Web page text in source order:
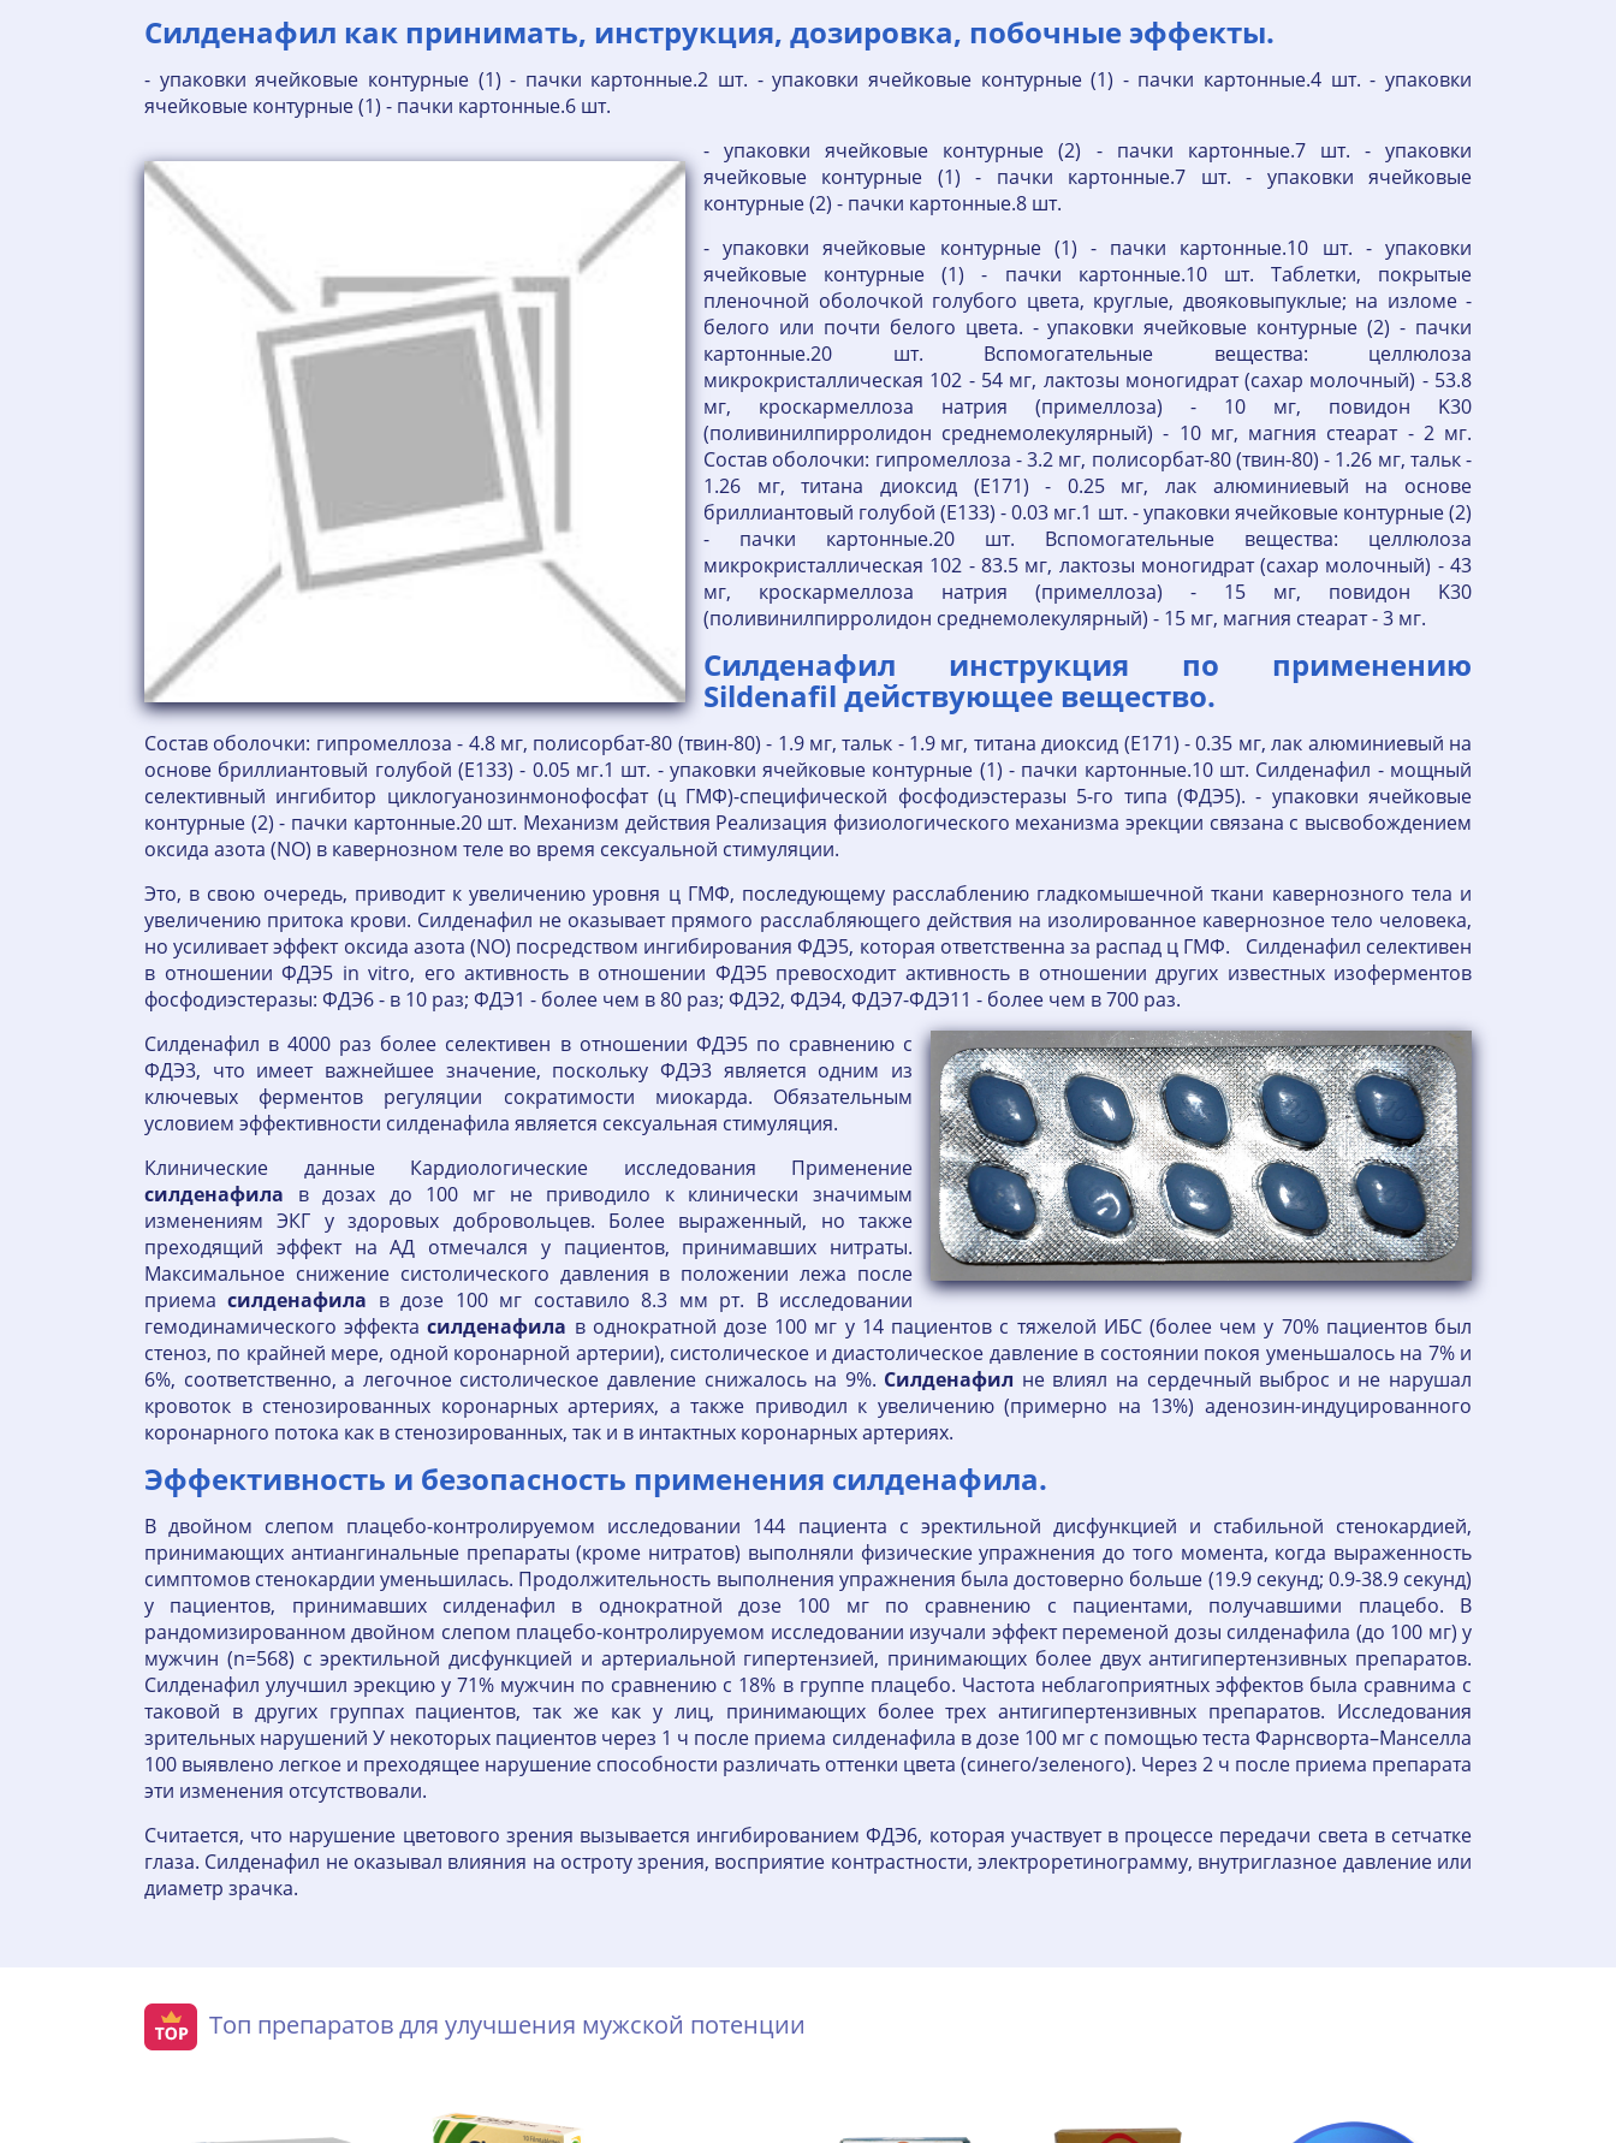
Силденафил как принимать, инструкция, дозировка, побочные эффекты.
- упаковки ячейковые контурные (1) - пачки картонные.2 шт. - упаковки ячейковые контурные (1) - пачки картонные.4 шт. - упаковки
ячейковые контурные (1) - пачки картонные.6 шт.
- упаковки ячейковые контурные (2) - пачки картонные.7 шт. - упаковки
ячейковые контурные (1) - пачки картонные.7 шт. - упаковки ячейковые
контурные (2) - пачки картонные.8 шт.
- упаковки ячейковые контурные (1) - пачки картонные.10 шт. - упаковки
ячейковые контурные (1) - пачки картонные.10 шт. Таблетки, покрытые
пленочной оболочкой голубого цвета, круглые, двояковыпуклые; на изломе -
белого или почти белого цвета. - упаковки ячейковые контурные (2) - пачки
картонные.20 шт. Вспомогательные вещества: целлюлоза
микрокристаллическая 102 - 54 мг, лактозы моногидрат (сахар молочный) - 53.8
мг, кроскармеллоза натрия (примеллоза) - 10 мг, повидон K30
(поливинилпирролидон среднемолекулярный) - 10 мг, магния стеарат - 2 мг.
Состав оболочки: гипромеллоза - 3.2 мг, полисорбат-80 (твин-80) - 1.26 мг, тальк -
1.26 мг, титана диоксид (E171) - 0.25 мг, лак алюминиевый на основе
бриллиантовый голубой (E133) - 0.03 мг.1 шт. - упаковки ячейковые контурные (2)
- пачки картонные.20 шт. Вспомогательные вещества: целлюлоза
микрокристаллическая 102 - 83.5 мг, лактозы моногидрат (сахар молочный) - 43
мг, кроскармеллоза натрия (примеллоза) - 15 мг, повидон K30
(поливинилпирролидон среднемолекулярный) - 15 мг, магния стеарат - 3 мг.
Силденафил инструкция по применению
Sildenafil действующее вещество.
Состав оболочки: гипромеллоза - 4.8 мг, полисорбат-80 (твин-80) - 1.9 мг, тальк - 1.9 мг, титана диоксид (E171) - 0.35 мг, лак алюминиевый на
основе бриллиантовый голубой (E133) - 0.05 мг.1 шт. - упаковки ячейковые контурные (1) - пачки картонные.10 шт. Силденафил - мощный
селективный ингибитор циклогуанозинмонофосфат (ц ГМФ)-специфической фосфодиэстеразы 5-го типа (ФДЭ5). - упаковки ячейковые
контурные (2) - пачки картонные.20 шт. Механизм действия Реализация физиологического механизма эрекции связана с высвобождением
оксида азота (NO) в кавернозном теле во время сексуальной стимуляции.
Это, в свою очередь, приводит к увеличению уровня ц ГМФ, последующему расслаблению гладкомышечной ткани кавернозного тела и
увеличению притока крови. Силденафил не оказывает прямого расслабляющего действия на изолированное кавернозное тело человека,
но усиливает эффект оксида азота (NO) посредством ингибирования ФДЭ5, которая ответственна за распад ц ГМФ. Силденафил селективен
в отношении ФДЭ5 in vitro, его активность в отношении ФДЭ5 превосходит активность в отношении других известных изоферментов
фосфодиэстеразы: ФДЭ6 - в 10 раз; ФДЭ1 - более чем в 80 раз; ФДЭ2, ФДЭ4, ФДЭ7-ФДЭ11 - более чем в 700 раз.
Силденафил в 4000 раз более селективен в отношении ФДЭ5 по сравнению с
ФДЭ3, что имеет важнейшее значение, поскольку ФДЭ3 является одним из
ключевых ферментов регуляции сократимости миокарда. Обязательным
условием эффективности силденафила является сексуальная стимуляция.
Клинические данные Кардиологические исследования Применение
силденафила в дозах до 100 мг не приводило к клинически значимым
изменениям ЭКГ у здоровых добровольцев. Более выраженный, но также
преходящий эффект на АД отмечался у пациентов, принимавших нитраты.
Максимальное снижение систолического давления в положении лежа после
приемасилденафила в дозе 100 мг составило 8.3 мм рт. В исследовании
гемодинамического эффектасилденафила в однократной дозе 100 мг у 14 пациентов с тяжелой ИБС (более чем у 70% пациентов был
стеноз, по крайней мере, одной коронарной артерии), систолическое и диастолическое давление в состоянии покоя уменьшалось на 7% и
6%, соответственно, а легочное систолическое давление снижалось на 9%. Силденафил не влиял на сердечный выброс и не нарушал
кровоток в стенозированных коронарных артериях, а также приводил к увеличению (примерно на 13%) аденозин-индуцированного
коронарного потока как в стенозированных, так и в интактных коронарных артериях.
Эффективность и безопасность применения силденафила.
В двойном слепом плацебо-контролируемом исследовании 144 пациента с эректильной дисфункцией и стабильной стенокардией,
принимающих антиангинальные препараты (кроме нитратов) выполняли физические упражнения до того момента, когда выраженность
симптомов стенокардии уменьшилась. Продолжительность выполнения упражнения была достоверно больше (19.9 секунд; 0.9-38.9 секунд)
у пациентов, принимавших силденафил в однократной дозе 100 мг по сравнению с пациентами, получавшими плацебо. В
рандомизированном двойном слепом плацебо-контролируемом исследовании изучали эффект переменой дозы силденафила (до 100 мг) у
мужчин (n=568) с эректильной дисфункцией и артериальной гипертензией, принимающих более двух антигипертензивных препаратов.
Силденафил улучшил эрекцию у 71% мужчин по сравнению с 18% в группе плацебо. Частота неблагоприятных эффектов была сравнима с
таковой в других группах пациентов, так же как у лиц, принимающих более трех антигипертензивных препаратов. Исследования
зрительных нарушений У некоторых пациентов через 1 ч после приема силденафила в дозе 100 мг с помощью теста Фарнсворта–Манселла
100 выявлено легкое и преходящее нарушение способности различать оттенки цвета (синего/зеленого). Через 2 ч после приема препарата
эти изменения отсутствовали.
Считается, что нарушение цветового зрения вызывается ингибированием ФДЭ6, которая участвует в процессе передачи света в сетчатке
глаза. Силденафил не оказывал влияния на остроту зрения, восприятие контрастности, электроретинограмму, внутриглазное давление или
диаметр зрачка.
Топ препаратов для улучшения мужской потенции